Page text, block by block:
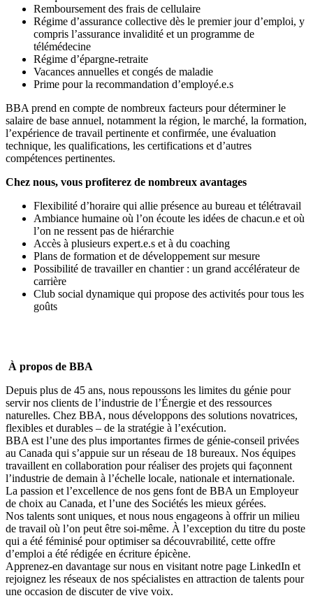
Remboursement des frais de cellulaire
Régime d’assurance collective dès le premier jour d’emploi, y
compris l’assurance invalidité et un programme de
télémédecine
Régime d’épargne-retraite
Vacances annuelles et congés de maladie
Prime pour la recommandation d’employé.e.s
BBA prend en compte de nombreux facteurs pour déterminer le
salaire de base annuel, notamment la région, le marché, la formation,
l’expérience de travail pertinente et confirmée, une évaluation
technique, les qualifications, les certifications et d’autres
compétences pertinentes.
Chez nous, vous profiterez de nombreux avantages
Flexibilité d’horaire qui allie présence au bureau et télétravail
Ambiance humaine où l’on écoute les idées de chacun.e et où
l’on ne ressent pas de hiérarchie
Accès à plusieurs expert.e.s et à du coaching
Plans de formation et de développement sur mesure
Possibilité de travailler en chantier : un grand accélérateur de
carrière
Club social dynamique qui propose des activités pour tous les
goûts
À propos de BBA
Depuis plus de 45 ans, nous repoussons les limites du génie pour
servir nos clients de l’industrie de l’Énergie et des ressources
naturelles. Chez BBA, nous développons des solutions novatrices,
flexibles et durables – de la stratégie à l’exécution.
BBA est l’une des plus importantes firmes de génie-conseil privées
au Canada qui s’appuie sur un réseau de 18 bureaux. Nos équipes
travaillent en collaboration pour réaliser des projets qui façonnent
l’industrie de demain à l’échelle locale, nationale et internationale.
La passion et l’excellence de nos gens font de BBA un Employeur
de choix au Canada, et l’une des Sociétés les mieux gérées.
Nos talents sont uniques, et nous nous engageons à offrirun milieu
de travail où l’on peut être soi-même. À l’exception du titre du poste
qui a été féminisé pour optimiser sa découvrabilité, cette offre
d’emploi a été rédigée en écriture épicène.
Apprenez-en davantage sur nous en visitant notre page LinkedIn et
rejoignez les réseaux de nos spécialistes en attraction de talents pour
une occasion de discuter de vive voix.